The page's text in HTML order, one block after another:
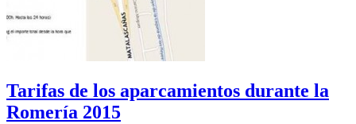
Tarifas de los aparcamientos durante la
Romería 2015